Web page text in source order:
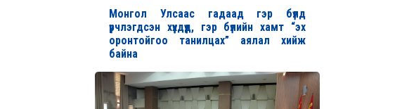
Монгол Улсаас гадаад гэр бүлд
үрчлэгдсэн хүүхдүүд, гэр бүлийн хамт “эх
оронтойгоо танилцах” аялал хийж
байна